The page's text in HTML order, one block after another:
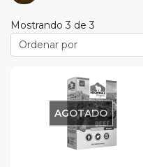
Mostrando 3 de 3
AGOTADO